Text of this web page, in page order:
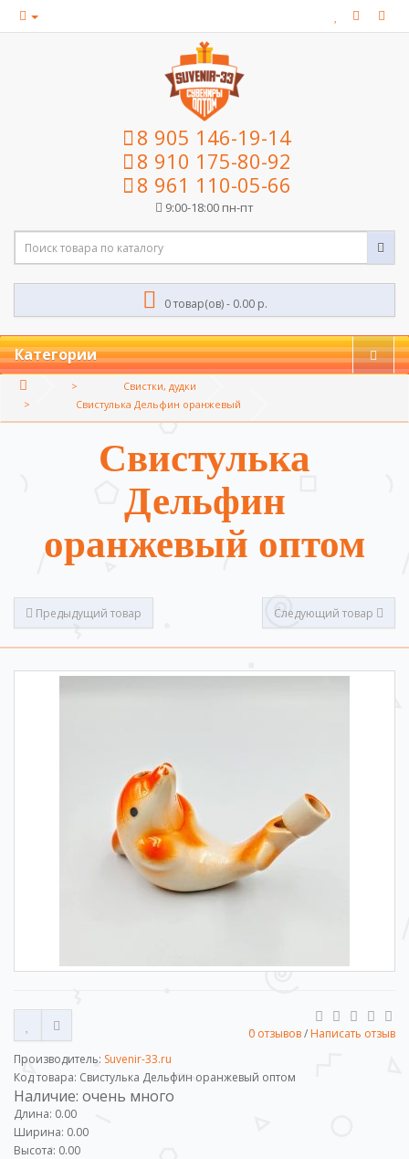
8 905 146-19-14
8 910 175-80-92
8 961 110-05-66
9:00-18:00 пн-пт
0 товар(ов) - 0.00 р.
Категории
Свистки, дудки
Свистулька Дельфин оранжевый
Свистулька
Дельфин
оранжевый оптом
Предыдущий товар Следующий товар
0 отзывов/ Написать отзыв
Производитель: Suvenir-33.ru
Код товара: Свистулька Дельфин оранжевый оптом
Наличие: очень много
Длина: 0.00
Ширина: 0.00
Высота: 0.00